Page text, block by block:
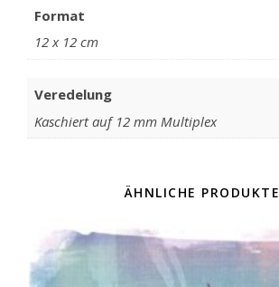
Format
12 x 12 cm
Veredelung
Kaschiert auf 12 mm Multiplex
ÄHNLICHE PRODUKTE